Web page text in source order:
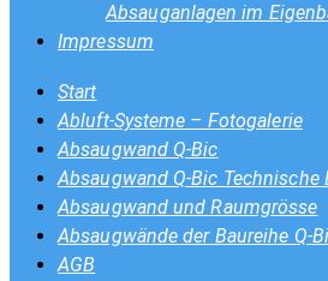
Absauganlagen im
Impressum
Start
Abluft-Systeme – Fotogalerie
Absaugwand Q-Bic
Absaugwand Q-Bic Technische
Absaugwand und Raumgrösse
Absaugwände der Baureihe Q-
AGB